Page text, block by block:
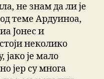
не знам да ли је
теме Ардуиноа,
Јонес и
неколико
јако је мало
јер су многа